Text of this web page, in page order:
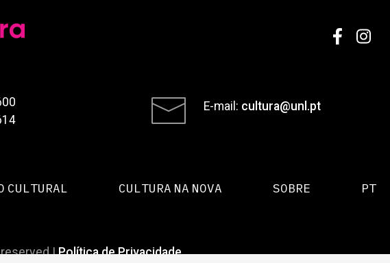
E-mail: cultura@unl.pt
CULTURAL CULTURA NA NOVA SOBRE PT
reserved |Política de Privacidade